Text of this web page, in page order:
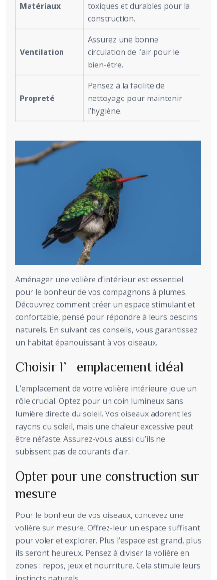
Matériaux
toxiques et durables pour la
construction.
Ventilation
Assurez une bonne
circulation de l’air pour le
bien-être.
Propreté
Pensez à la facilité de
nettoyage pour maintenir
l’hygiène.
Aménager une volière d’intérieur est essentiel
pour le bonheur de vos compagnons à plumes.
Découvrez comment créer un espace stimulant et
confortable, pensé pour répondre à leurs besoins
naturels. En suivant ces conseils, vous garantissez
un habitat épanouissant à vos oiseaux.
Choisir l’emplacement idéal
L’emplacement de votre volière intérieure joue un
rôle crucial. Optez pour un coin lumineux sans
lumière directe du soleil. Vos oiseaux adorent les
rayons du soleil, mais une chaleur excessive peut
être néfaste. Assurez-vous aussi qu’ils ne
subissent pas de courants d’air.
Opter pour une construction sur
mesure
Pour le bonheur de vos oiseaux, concevez une
volière sur mesure. Offrez-leur un espace suffisant
pour voler et explorer. Plus l’espace est grand, plus
ils seront heureux. Pensez à diviser la volière en
zones : repos, jeux et nourriture. Cela stimule leurs